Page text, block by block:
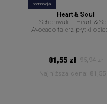
promocja
Heart & Soul
Schonwald - Heart &
Avocado talerz płytki
81,55 zł 95,94 zł
Najniższa cena:
81,55